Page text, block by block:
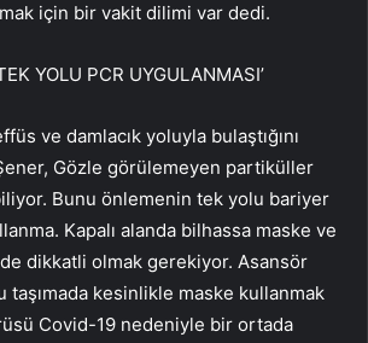
için bir vakit dilimi var dedi.
YOLU PCR UYGULANMASI’
ve damlacık yoluyla bulaştığını
Gözle görülemeyen partiküller
Bunu önlemenin tek yolu bariyer
Kapalı alanda bilhassa maske ve
dikkatli olmak gerekiyor. Asansör
taşımada kesinlikle maske kullanmak
Covid-19 nedeniyle bir ortada